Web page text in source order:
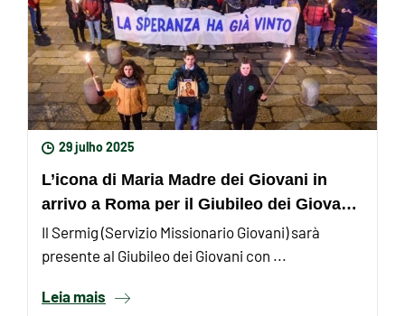
29 julho 2025
L’icona di Maria Madre dei Giovani in
arrivo a Roma per il Giubileo dei Giovani
con il Servizio ...
Il Sermig (Servizio Missionario Giovani) sarà
presente al Giubileo dei Giovani con ...
Leia mais